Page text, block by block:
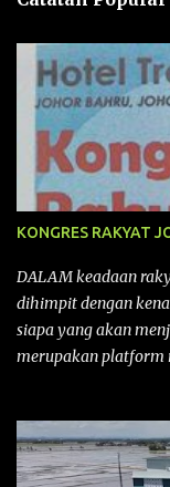
KONGRES RAKYAT
DALAM keadaan
dihimpit dengan
siapa yang akan
merupakan platform
pertama yang telah
Alam, Selangor, di